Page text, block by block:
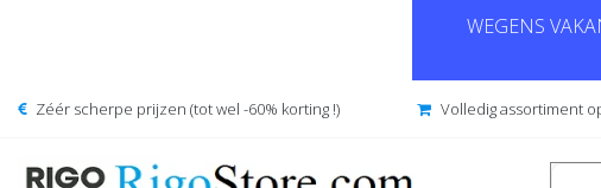
WEGENS
Zéér scherpe prijzen (tot wel -60% korting !) Volledig assortiment